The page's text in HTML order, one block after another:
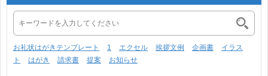
お礼状はがきテンプレート 1 エクセル 挨拶文例 企画書
イラス
ト
はがき 請求書 提案 お知らせ